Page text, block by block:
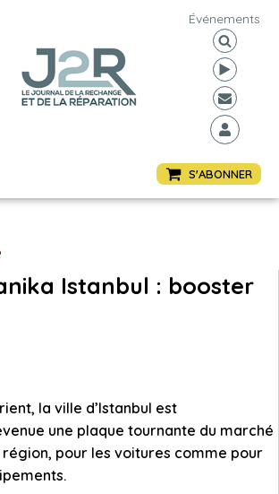
Événements
S'ABONNER
Istanbul : booster
la ville d’Istanbul est
une plaque tournante du marché
pour les voitures comme pour